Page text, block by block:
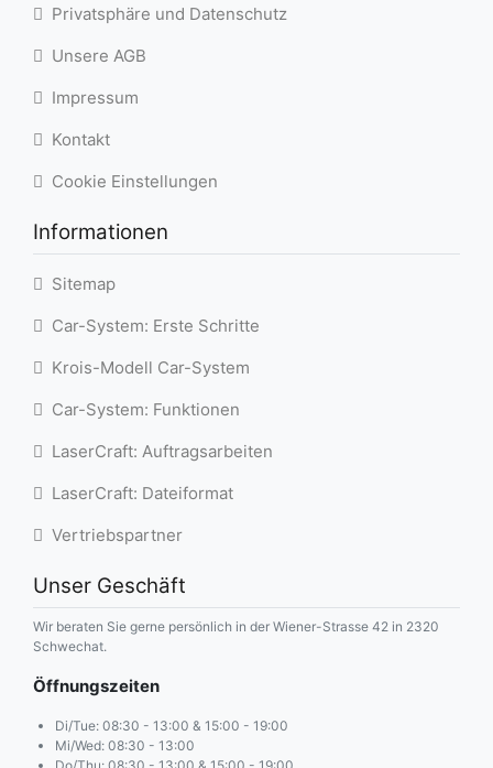
Privatsphäre und Datenschutz
Unsere AGB
Impressum
Kontakt
Cookie Einstellungen
Informationen
Sitemap
Car-System: Erste Schritte
Krois-Modell Car-System
Car-System: Funktionen
LaserCraft: Auftragsarbeiten
LaserCraft: Dateiformat
Vertriebspartner
Unser Geschäft
Wir beraten Sie gerne persönlich in der Wiener-Strasse 42 in 2320
Schwechat.
Öffnungszeiten
Di/Tue: 08:30 - 13:00 & 15:00 - 19:00
Mi/Wed: 08:30 - 13:00